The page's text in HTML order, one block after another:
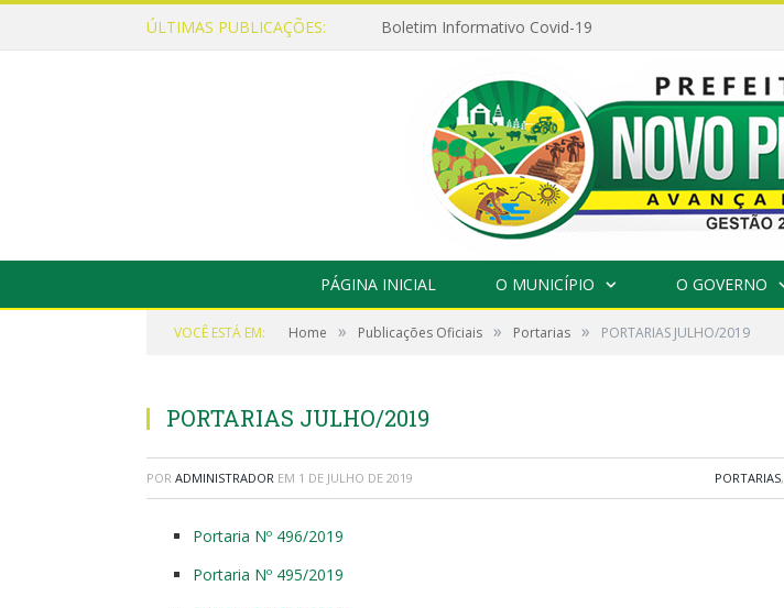
ÚLTIMAS PUBLICAÇÕES: Boletim Informativo Covid-19
PÁGINA INICIAL O MUNICÍPIO O GOVERNO
VOCÊ ESTÁ EM: Home » Publicações Oficiais » Portarias » PORTARIAS JULHO/2019
PORTARIAS JULHO/2019
POR ADMINISTRADOR EM 1 DE JULHO DE 2019 PORTARIAS,
Portaria Nº 496/2019
Portaria Nº 495/2019